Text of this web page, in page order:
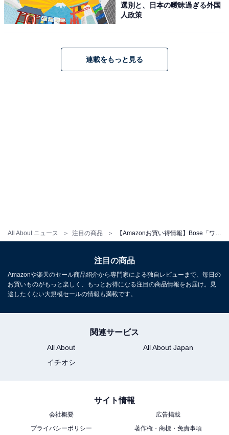
All About ニュース 注目の商品
続再生 IPX4規格準拠 イマーシブオーディオ 迫力の重低音
Amazonで見る
間オーディオ 完全 ワイヤレス オーバーイヤー型 ヘッドホ
30時間再生 急速充電 ブラック
Amazonで見る
Bose「QuietComfort Headphones LE」
Bose QuietComfort Headphones LE 完全 ワイヤレス
付 最大24時間再生 急速充電 ペタルピンク
選別と、日本の曖昧過ぎる外国
人政策
連載をもっと見る
注目の商品
Amazonや楽天のセール商品紹介から専門家による独自レビューまで、毎日の
お買いものがもっと楽しく、もっとお得になる注目の商品情報をお届け。見
逃したくない大規模セールの情報も満載です。
関連サービス
All About
All About Japan
イチオシ
サイト情報
会社概要
広告掲載
プライバシーポリシー
著作権・商標・免責事項